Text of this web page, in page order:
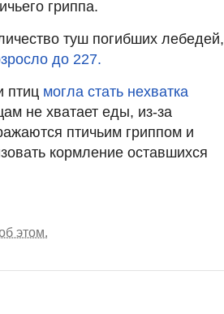
гриппа.
туш погибших лебедей,
до 227.
птиц могла стать нехватка
не хватает еды, из-за
птичьим гриппом и
кормление оставшихся
этом.